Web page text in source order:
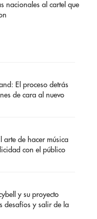
nacionales al cartel que
El proceso detrás
de cara al nuevo
arte de hacer música
con el público
y su proyecto
desafíos y salir de la